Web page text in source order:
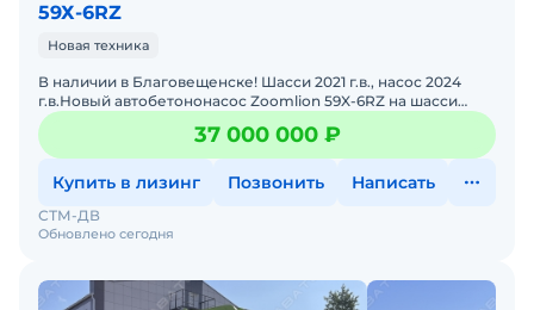
59Х-6RZ
Новая техника
В наличии в Благовещенске! Шасси 2021 г.в., насос 2024
г.в.Новый автобетононасос Zoomlion 59X-6RZ на шасси
SCANIA P450 8х4 высота 59 м.Цена с НДС и утилизационн
37 000 000 ₽
Купить в лизинг Позвонить Написать
Обновлено сегодня
СТМ-ДВ